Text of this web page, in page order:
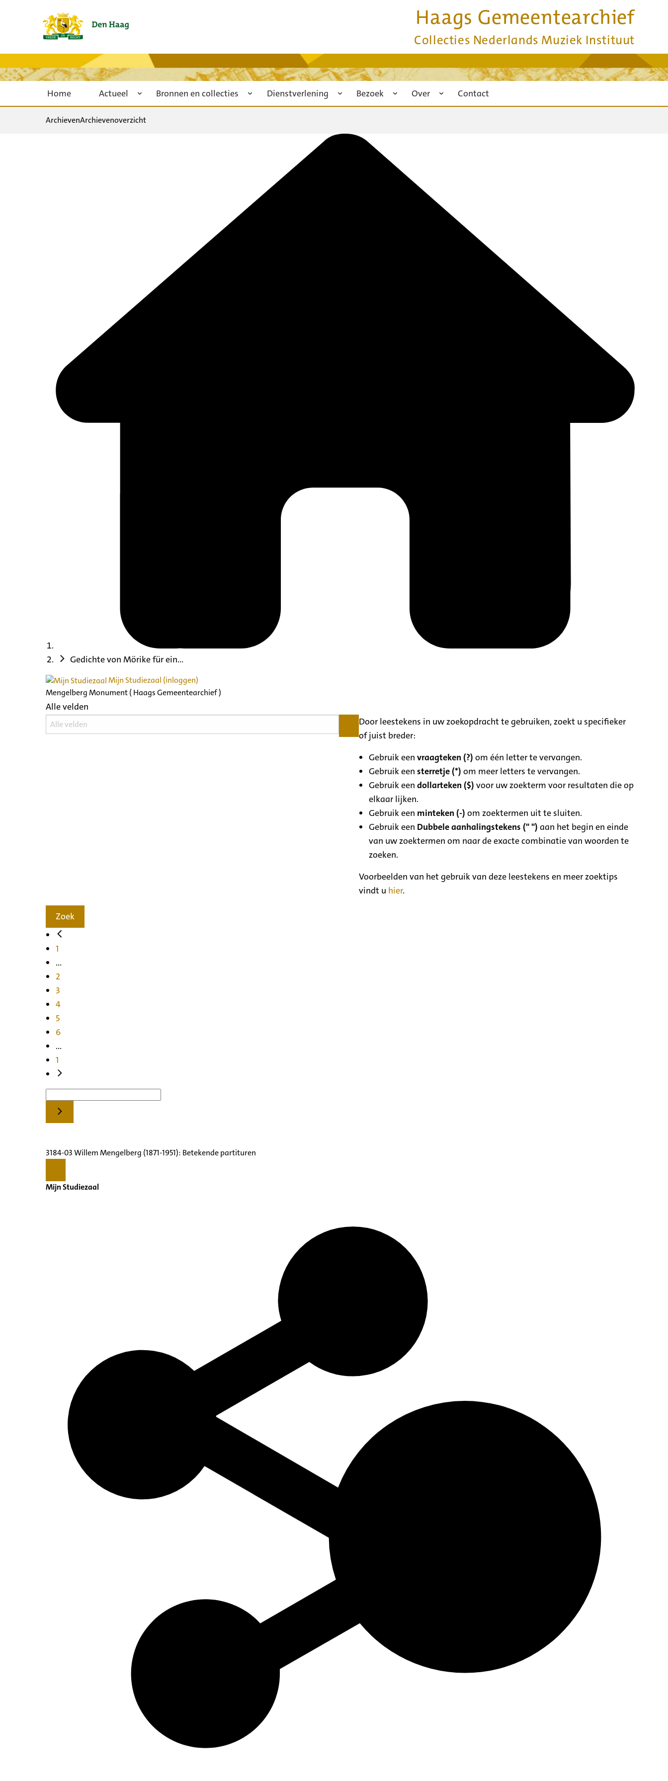
Haags Gemeentearchief
Collecties Nederlands Muziek Instituut
Home Actueel Bronnen en collecties Dienstverlening Bezoek Over Contact
ArchievenArchievenoverzicht
Gedichte von Mörike für ein...
Mijn Studiezaal (inloggen)
Mengelberg Monument ( Haags Gemeentearchief )
Alle velden
Door leestekens in uw zoekopdracht te gebruiken, zoekt u specifieker
of juist breder:
Gebruik eenvraagteken (?) om één letter te vervangen.
Gebruik eensterretje (*) om meer letters te vervangen.
Gebruik eendollarteken ($) voor uw zoekterm voor resultaten die op
elkaar lijken.
Gebruik een minteken (-) om zoektermen uit te sluiten.
Gebruik een Dubbele aanhalingstekens (" ") aan het begin en einde
van uw zoektermen om naar de exacte combinatie van woorden te
zoeken.
Voorbeelden van het gebruik van deze leestekens en meer zoektips
vindt u hier.
Zoek
1
...
2
3
4
5
6
...
1
3184-03 Willem Mengelberg (1871-1951): Betekende partituren
Mijn Studiezaal